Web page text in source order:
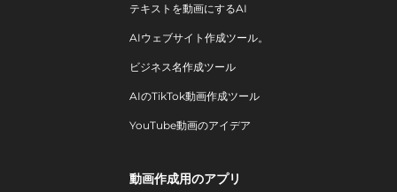
テキストを動画にするAI
AIウェブサイト作成ツール。
ビジネス名作成ツール
AIのTikTok動画作成ツール
YouTube動画のアイデア
動画作成用のアプリ